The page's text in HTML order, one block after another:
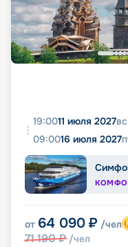
19:0011 июля 2027вс
09:0016 июля 2027
от 64 090 ₽ /чел
71 190₽ /чел